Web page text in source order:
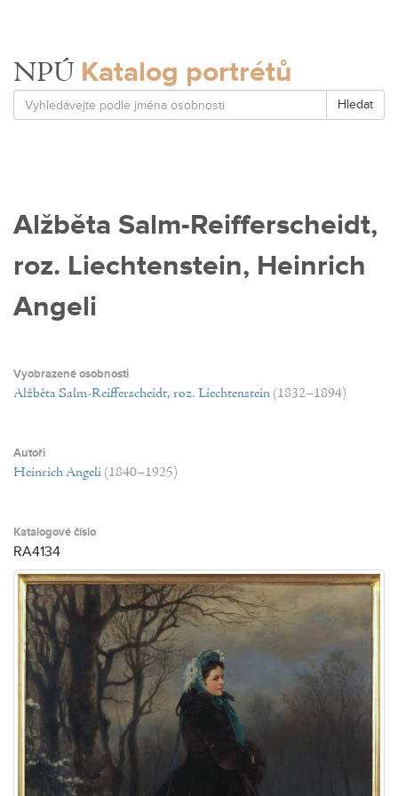
NPÚ Katalog portrétů
Hledat
Alžběta Salm-Reifferscheidt,
roz. Liechtenstein, Heinrich
Angeli
Vyobrazené osobnosti
Alžběta Salm-Reifferscheidt, roz. Liechtenstein (1832–1894)
Autoři
Heinrich Angeli (1840–1925)
Katalogové číslo
RA4134